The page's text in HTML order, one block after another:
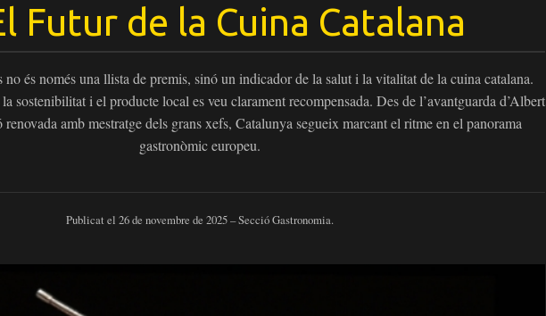
Futur de la Cuina Catalana
no és només una llista de premis, sinó un indicador de la salut i la vitalitat de la cuina catalana.
sostenibilitat i el producte local es veu clarament recompensada. Des de l’avantguarda d’Albert
amb mestratge dels grans xefs, Catalunya segueix marcant el ritme en el panorama
gastronòmic europeu.
Publicat el 26 de novembre de 2025 – Secció Gastronomia.